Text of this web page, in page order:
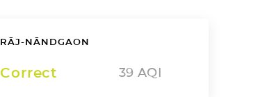
RĀJ-NĀNDGAON
Correct 39 AQI